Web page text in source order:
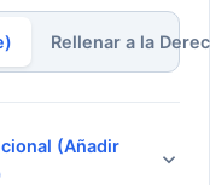
Rellenar a la
(Añadir